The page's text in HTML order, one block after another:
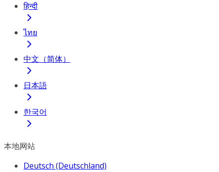
हिन्दी
ไทย
中文（简体）
日本語
한국어
本地网站
Deutsch (Deutschland)